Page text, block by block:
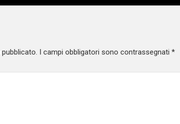
I campi obbligatori sono contrassegnati *